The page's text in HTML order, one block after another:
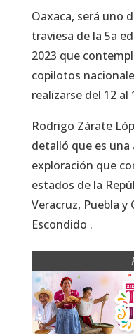
Oaxaca, será uno
traviesa de la 5a
2023 que
copilotos
realizarse del 12 al
Rodrigo Zárate
detalló que es
exploración que
estados de la
Veracruz, Puebla
Escondido .